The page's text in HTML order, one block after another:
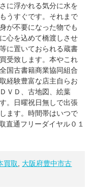
に浮かれる気分に水を
うすぐです。それまで
が不要になった物でも
心を込めて橋渡しさせ
に置いておられる蔵書
受致します。本やこれ
国古書籍商業協同組合
経験豊富な店主自らお
ＶＤ、古地図、絵葉
。日曜祝日無しで出張
ます。時間帯はいつで
直通フリーダイヤル０１
買取
大阪府豊中市古